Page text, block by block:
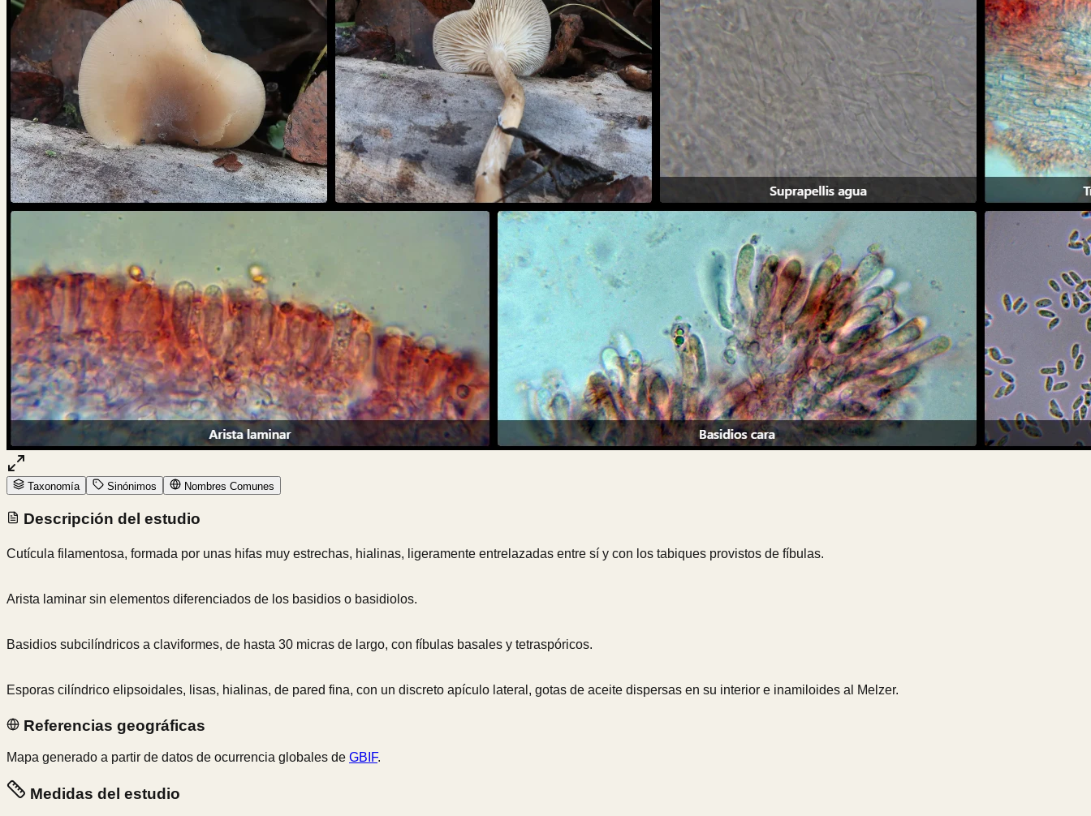
Taxonomía Sinónimos Nombres Comunes
Descripción del estudio
Cutícula filamentosa, formada por unas hifas muy estrechas, hialinas, ligeramente entrelazadas entre sí y con los tabiques provistos de fíbulas.
Arista laminar sin elementos diferenciados de los basidios o basidiolos.
Basidios subcilíndricos a claviformes, de hasta 30 micras de largo, con fíbulas basales y tetraspóricos.
Esporas cilíndrico elipsoidales, lisas, hialinas, de pared fina, con un discreto apículo lateral, gotas de aceite dispersas en su interior e inamiloides al Melzer.
Referencias geográficas
Mapa generado a partir de datos de ocurrencia globales de GBIF.
Medidas del estudio